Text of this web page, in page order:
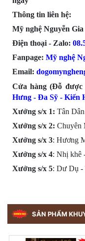
Thông tin liên hệ:
Mỹ nghệ Nguyễn Gia
Điện thoại - Zalo:
Fanpage: Mỹ nghệ
Email:
Cửa hàng (Đỗ được
Hưng - Đa Sỹ - Kiến
Xưởng s/x 1: Tân
Xưởng s/x 2: Chuyên
Xưởng s/x 3: Hương
Xưởng s/x 4: Nhị khê
Xưởng s/x 5: Dư Dụ -
SẢN PHẨM